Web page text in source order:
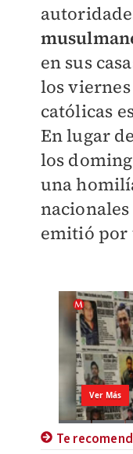
en sus
los
católicas
En lugar
los
una
nacionales
emitió por
Te